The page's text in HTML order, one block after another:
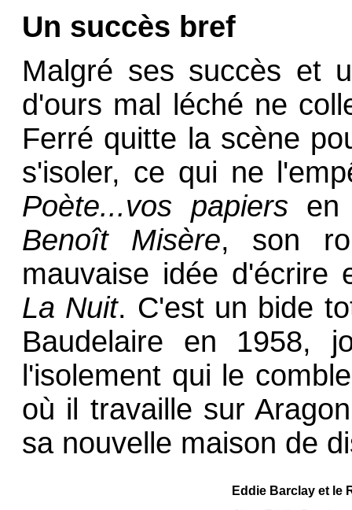
Un succès bref
Malgré ses succès et
d'ours mal léché ne
Ferré quitte la scène
s'isoler, ce qui ne
Poète...vos papiers en
Benoît Misère, son
mauvaise idée d'écrire
La Nuit. C'est un bide
Baudelaire en 1958,
l'isolement qui le
où il travaille sur
sa nouvelle maison de
Eddie Barclay et le